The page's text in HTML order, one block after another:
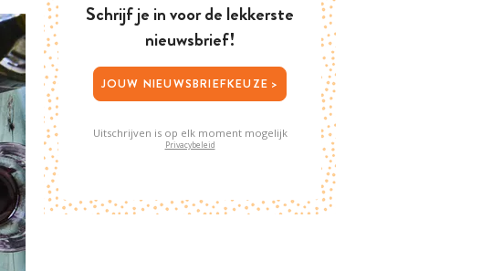
Schrijf je in voor de lekkerste
nieuwsbrief!
JOUW NIEUWSBRIEFKEUZE >
Uitschrijven is op elk moment mogelijk
Privacybeleid